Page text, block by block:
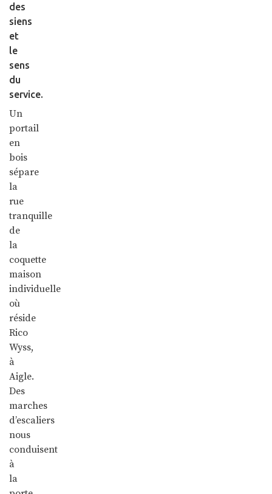
des
siens
et
le
sens
du
service.
Un
portail
en
bois
sépare
la
rue
tranquille
de
la
coquette
maison
individuelle
où
réside
Rico
Wyss,
à
Aigle.
Des
marches
d’escaliers
nous
conduisent
à
la